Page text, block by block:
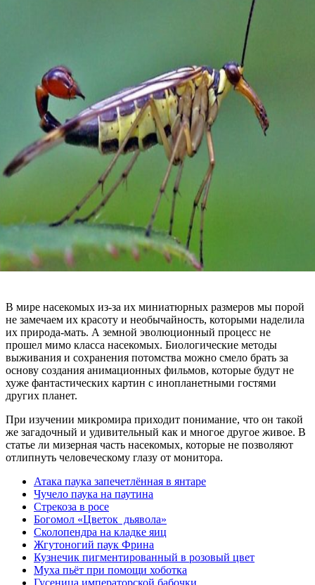
В мире насекомых из-за их миниатюрных размеров мы порой
не замечаем их красоту и необычайность, которыми наделила
их природа-мать. А земной эволюционный процесс не
прошел мимо класса насекомых. Биологические методы
выживания и сохранения потомства можно смело брать за
основу создания анимационных фильмов, которые будут не
хуже фантастических картин с инопланетными гостями
других планет.
При изучении микромира приходит понимание, что он такой
же загадочный и удивительный как и многое другое живое. В
статье ли мизерная часть насекомых, которые не позволяют
отлипнуть человеческому глазу от монитора.
Атака паука запечетлённая в янтаре
Чучело паука на паутина
Стрекоза в росе
Богомол «Цветок дьявола»
Сколопендра на кладке яиц
Жгутоногий паук Фрина
Кузнечик пигментированный в розовый цвет
Муха пьёт при помощи хоботка
Гусеница императорской бабочки